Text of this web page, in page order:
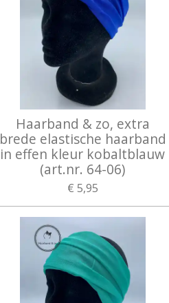
Haarband & zo, extra
brede elastische haarband
in effen kleur kobaltblauw
(art.nr. 64-06)
€ 5,95